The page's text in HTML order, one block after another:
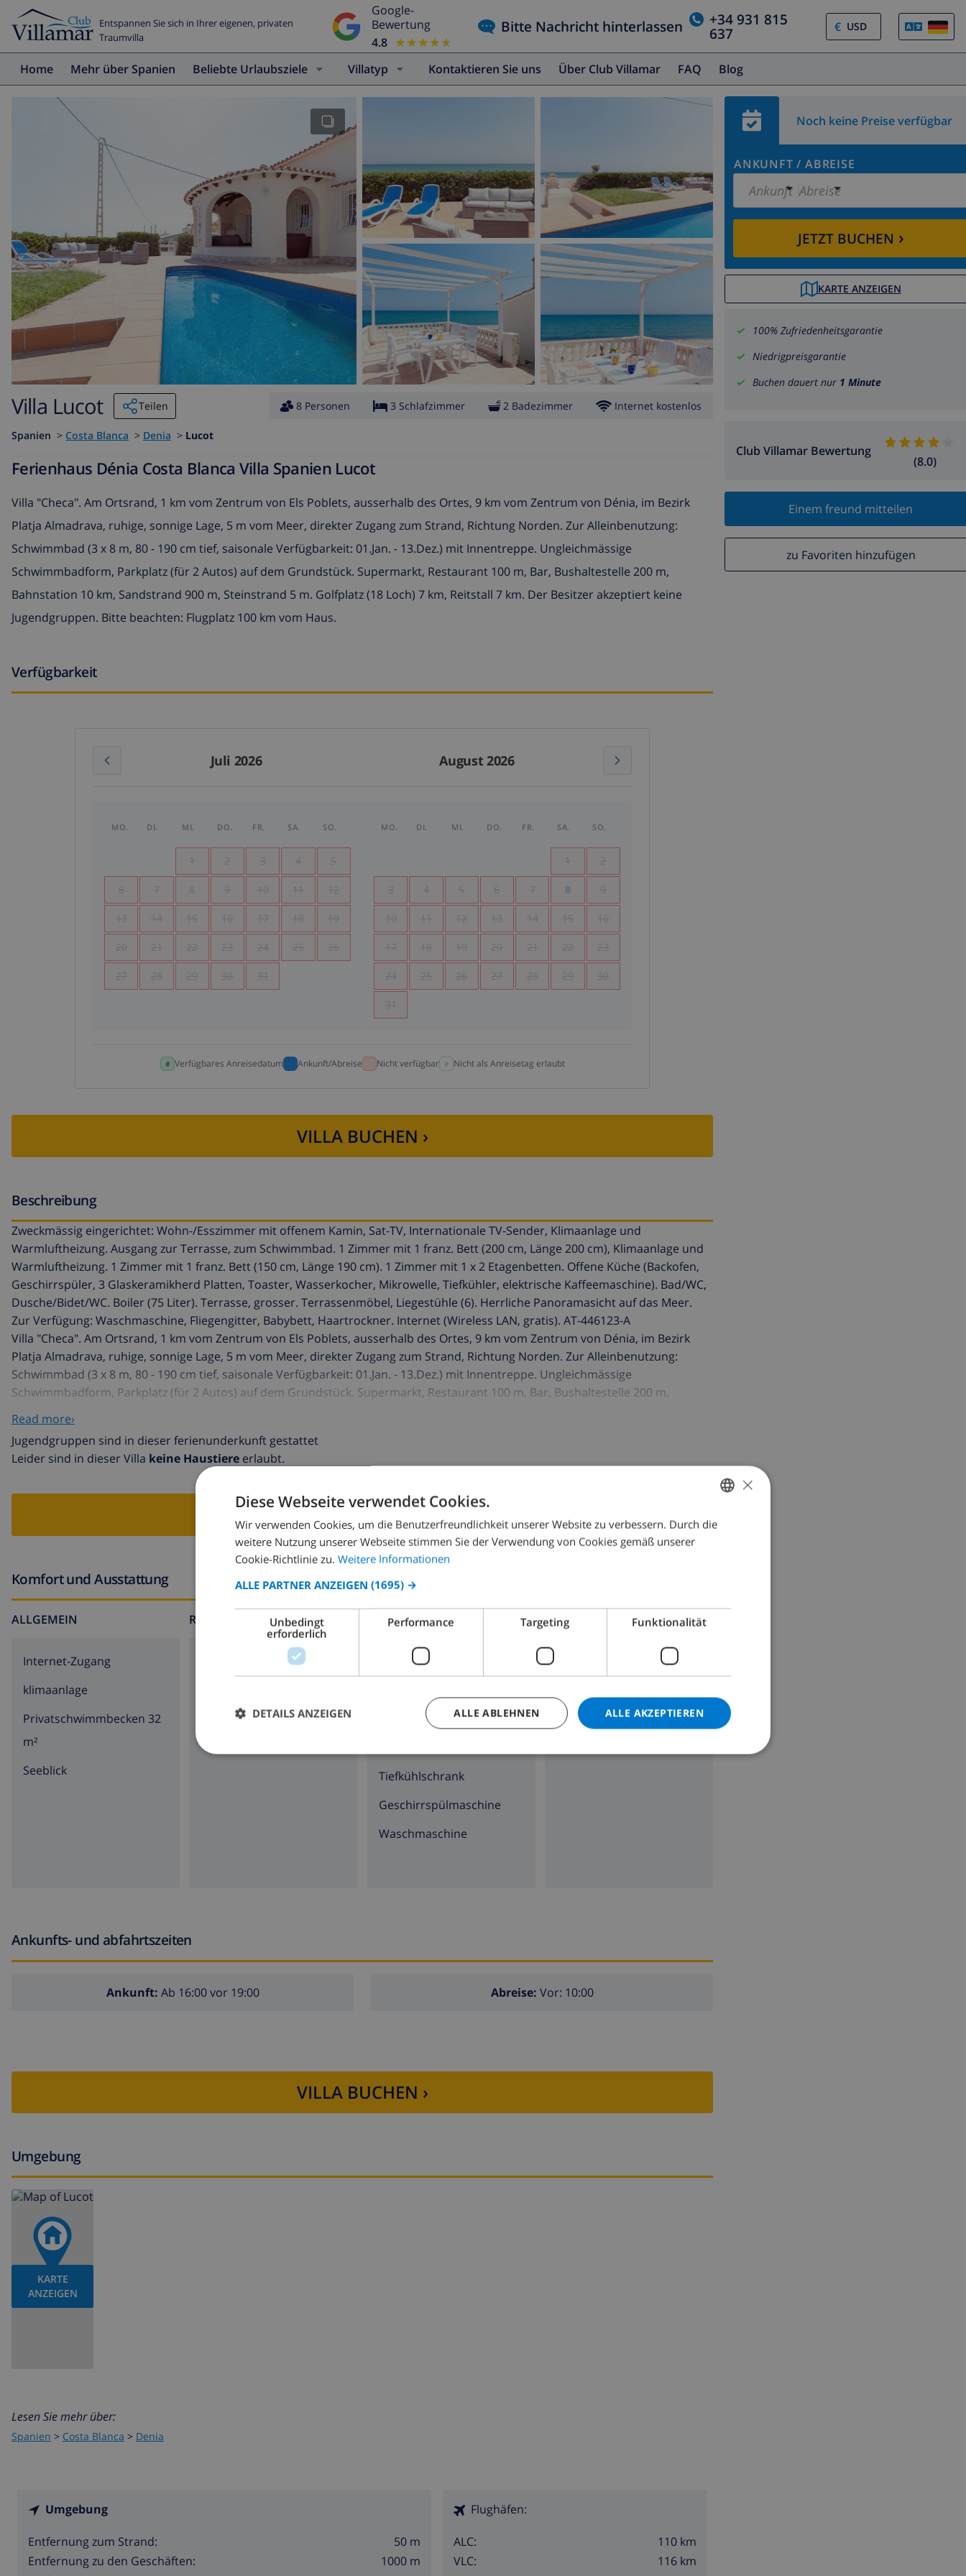
Entspannen Sie sich in Ihrer eigenen, privaten
Traumvilla
Google-
Bewertung
4.8 ★★★★★
★★★★★
Bitte Nachricht hinterlassen +34 931 815
637 €
Home Mehr über Spanien Beliebte Urlaubsziele Villatyp Kontaktieren Sie uns Über Club Villamar FAQ Blog
Noch keine Preise verfügbar
ANKUNFT / ABREISE
Ankunft Abreise
JETZT BUCHEN ›
KARTE ANZEIGEN
100% Zufriedenheitsgarantie
Niedrigpreisgarantie
Buchen dauert nur 1 Minute
Club Villamar Bewertung
(8.0)
Einem freund mitteilen
zu Favoriten hinzufügen
Villa Lucot Teilen 8 Personen 3 Schlafzimmer 2 Badezimmer Internet kostenlos
Spanien > Costa Blanca > Denia > Lucot
Ferienhaus Dénia Costa Blanca Villa Spanien Lucot
Villa "Checa". Am Ortsrand, 1 km vom Zentrum von Els Poblets, ausserhalb des Ortes, 9 km vom Zentrum von Dénia, im Bezirk
Platja Almadrava, ruhige, sonnige Lage, 5 m vom Meer, direkter Zugang zum Strand, Richtung Norden. Zur Alleinbenutzung:
Schwimmbad (3 x 8 m, 80 - 190 cm tief, saisonale Verfügbarkeit: 01.Jan. - 13.Dez.) mit Innentreppe. Ungleichmässige
Schwimmbadform, Parkplatz (für 2 Autos) auf dem Grundstück. Supermarkt, Restaurant 100 m, Bar, Bushaltestelle 200 m,
Bahnstation 10 km, Sandstrand 900 m, Steinstrand 5 m. Golfplatz (18 Loch) 7 km, Reitstall 7 km. Der Besitzer akzeptiert keine
Jugendgruppen. Bitte beachten: Flugplatz 100 km vom Haus.
Verfügbarkeit
Juli 2026 August 2026
MO. DI. MI. DO. FR. SA. SO.
1 2 3 4 5
6 7 8 9 10 11 12
13 14 15 16 17 18 19
20 21 22 23 24 25 26
27 28 29 30 31
MO. DI. MI. DO. FR. SA. SO.
1 2
3 4 5 6 7 8 9
10 11 12 13 14 15 16
17 18 19 20 21 22 23
24 25 26 27 28 29 30
31
Verfügbares Anreisedatum Ankunft/Abreise Nicht verfügbar Nicht als Anreisetag erlaubt
VILLA BUCHEN ›
Beschreibung
Zweckmässig eingerichtet: Wohn-/Esszimmer mit offenem Kamin, Sat-TV, Internationale TV-Sender, Klimaanlage und
Warmluftheizung. Ausgang zur Terrasse, zum Schwimmbad. 1 Zimmer mit 1 franz. Bett (200 cm, Länge 200 cm), Klimaanlage und
Warmluftheizung. 1 Zimmer mit 1 franz. Bett (150 cm, Länge 190 cm). 1 Zimmer mit 1 x 2 Etagenbetten. Offene Küche (Backofen,
Geschirrspüler, 3 Glaskeramikherd Platten, Toaster, Wasserkocher, Mikrowelle, Tiefkühler, elektrische Kaffeemaschine). Bad/WC,
Dusche/Bidet/WC. Boiler (75 Liter). Terrasse, grosser. Terrassenmöbel, Liegestühle (6). Herrliche Panoramasicht auf das Meer.
Zur Verfügung: Waschmaschine, Fliegengitter, Babybett, Haartrockner. Internet (Wireless LAN, gratis). AT-446123-A
Villa "Checa". Am Ortsrand, 1 km vom Zentrum von Els Poblets, ausserhalb des Ortes, 9 km vom Zentrum von Dénia, im Bezirk
Platja Almadrava, ruhige, sonnige Lage, 5 m vom Meer, direkter Zugang zum Strand, Richtung Norden. Zur Alleinbenutzung:
Schwimmbad (3 x 8 m, 80 - 190 cm tief, saisonale Verfügbarkeit: 01.Jan. - 13.Dez.) mit Innentreppe. Ungleichmässige
Schwimmbadform, Parkplatz (für 2 Autos) auf dem Grundstück. Supermarkt, Restaurant 100 m, Bar, Bushaltestelle 200 m,
Jugendgruppen. Bitte beachten: Flugplatz 100 km vom Haus.
Read more›
Jugendgruppen sind in dieser ferienunderkunft gestattet
Leider sind in dieser Villa keine Haustiere erlaubt.
VILLA BUCHEN ›
Komfort und Ausstattung
ALLGEMEIN
Internet-Zugang
klimaanlage
Privatschwimmbecken 32
m²
Seeblick
RUND UMS HAUS KÜCHE
Herd mit 4 Kochplatten
Mikrowelle
Tiefkühlschrank
Geschirrspülmaschine
Waschmaschine
WOHNZIMMER
Ankunfts- und abfahrtszeiten
Ankunft: Ab 16:00 vor 19:00 Abreise: Vor: 10:00
VILLA BUCHEN ›
Umgebung
KARTE
ANZEIGEN
Lesen Sie mehr über:
Spanien > Costa Blanca > Denia
Umgebung
Entfernung zum Strand:
50 m
Entfernung zu den Geschäften:
1000 m
Flughäfen:
ALC:
110 km
VLC:
116 km
GERMAN
DUTCH
GERMAN
NORWEGIAN
×
Diese Webseite verwendet Cookies.
Wir verwenden Cookies, um die Benutzerfreundlichkeit unserer Website zu verbessern. Durch die
weitere Nutzung unserer Webseite stimmen Sie der Verwendung von Cookies gemäß unserer
Cookie-Richtlinie zu. Weitere Informationen
ALLE PARTNER ANZEIGEN (1695) →
Unbedingt
erforderlich
Performance Targeting Funktionalität
ALLE AKZEPTIEREN
ALLE ABLEHNEN
DETAILS ANZEIGEN